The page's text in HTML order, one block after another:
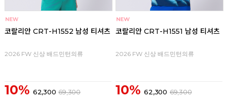
코랄리안 CRT-H1552 남성 티셔츠
2026 FW 신상 배드민턴의류
10% 62,300 69,300
코랄리안 CRT-H1551 남성 티셔츠
2026 FW 신상 배드민턴의류
10% 62,300 69,300